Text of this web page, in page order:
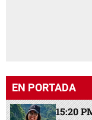
EN PORTADA
15:20